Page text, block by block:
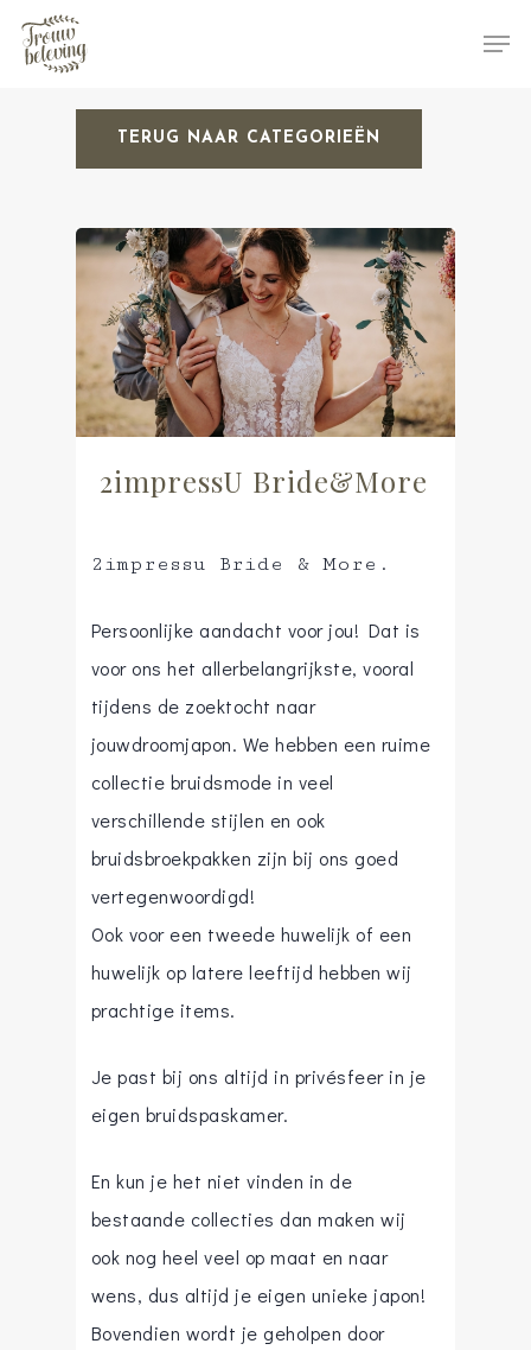
Hit enter to search or ESC to close
TERUG NAAR CATEGORIEËN
2impressU Bride&More
2impressu Bride & More.
Persoonlijke aandacht voor jou! Dat is
voor ons het allerbelangrijkste, vooral
tijdens de zoektocht naar
jouwdroomjapon. We hebben een ruime
collectie bruidsmode in veel
verschillende stijlen en ook
bruidsbroekpakken zijn bij ons goed
vertegenwoordigd!
Ook voor een tweede huwelijk of een
huwelijk op latere leeftijd hebben wij
prachtige items.
Je past bij ons altijd in privésfeer in je
eigen bruidspaskamer.
En kun je het niet vinden in de
bestaande collecties dan maken wij
ook nog heel veel op maat en naar
wens, dus altijd je eigen unieke japon!
Bovendien wordt je geholpen door